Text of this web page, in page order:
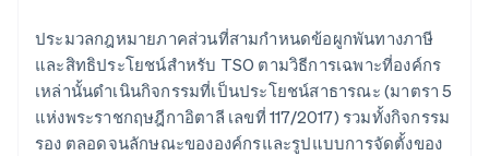
ประมวลกฎหมายภาคส่วนที่สามกำหนดข้อผูกพันทางภาษี
และสิทธิประโยชน์สำหรับ TSO ตามวิธีการเฉพาะที่องค์กร
เหล่านั้นดำเนินกิจกรรมที่เป็นประโยชน์สาธารณะ (มาตรา 5
แห่งพระราชกฤษฎีกาอิตาลี เลขที่ 117/2017) รวมทั้งกิจกรรม
รอง ตลอดจนลักษณะขององค์กรและรูปแบบการจัดตั้งของ